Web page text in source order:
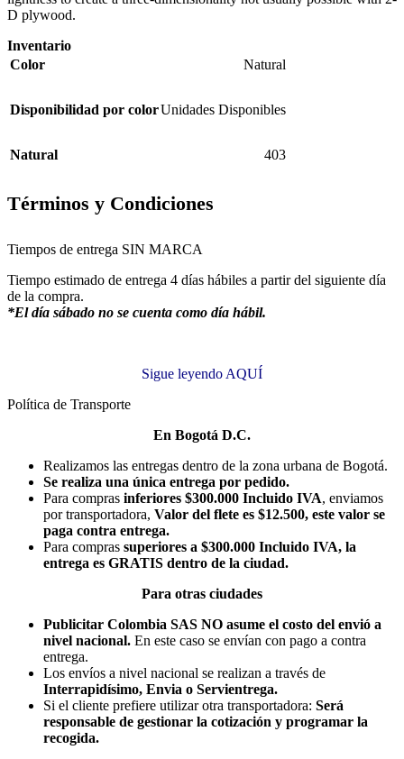
D plywood.
Inventario
Color
Natural
Disponibilidad por colorUnidades Disponibles
Natural 403
Términos y Condiciones
Tiempos de entrega SIN MARCA
Tiempo estimado de entrega 4 días hábiles a partir del siguiente día
de la compra.
*El día sábado no se cuenta como día hábil.
Sigue leyendo AQUÍ
Política de Transporte
En Bogotá D.C.
Realizamos las entregas dentro de la zona urbana de Bogotá.
Se realiza una única entrega por pedido.
Para compras inferiores $300.000 Incluido IVA, enviamos
por transportadora, Valor del flete es $12.500, este valor se
paga contra entrega.
Para compras superiores a $300.000 Incluido IVA, la
entrega es GRATIS dentro de la ciudad.
Para otras ciudades
Publicitar Colombia SAS NO asume el costo del envió a
nivel nacional. En este caso se envían con pago a contra
entrega.
Los envíos a nivel nacional se realizan a través de
Interrapidísimo, Envia o Servientrega.
Si el cliente prefiere utilizar otra transportadora: Será
responsable de gestionar la cotización y programar la
recogida.